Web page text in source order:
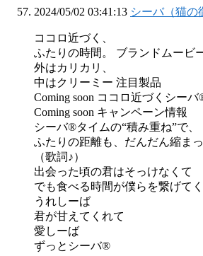
2024/05/02 03:41:13 シーバ（猫の
ココロ近づく、
ふたりの時間。 ブランドムービ
外はカリカリ、
中はクリーミー 注目製品
Coming soon ココロ近づくシー
Coming soon キャンペーン情報
シーバ®タイムの“積み重ね⁩”で、
ふたりの距離も、だんだん縮まっ
（歌詞♪）
出会った頃の君はそっけなくて
でも食べる時間が僕らを繋げて
うれしーば
君が甘えてくれて
愛しーば
ずっとシーバ®